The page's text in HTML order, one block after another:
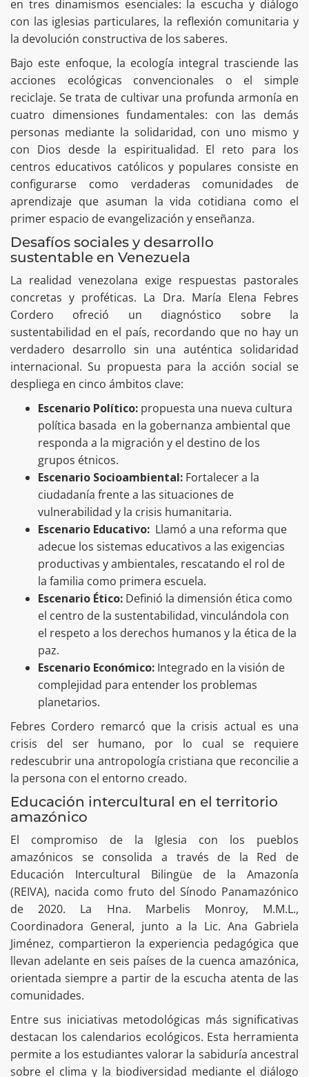
en tres dinamismos esenciales: la escucha y diálogo
con las iglesias particulares, la reflexión comunitaria y
la devolución constructiva de los saberes.
Bajo este enfoque, la ecología integral trasciende las
acciones ecológicas convencionales o el simple
reciclaje. Se trata de cultivar una profunda armonía en
cuatro dimensiones fundamentales: con las demás
personas mediante la solidaridad, con uno mismo y
con Dios desde la espiritualidad. El reto para los
centros educativos católicos y populares consiste en
configurarse como verdaderas comunidades de
aprendizaje que asuman la vida cotidiana como el
primer espacio de evangelización y enseñanza.
Desafíos sociales y desarrollo
sustentable en Venezuela
La realidad venezolana exige respuestas pastorales
concretas y proféticas. La Dra. María Elena Febres
Cordero ofreció un diagnóstico sobre la
sustentabilidad en el país, recordando que no hay un
verdadero desarrollo sin una auténtica solidaridad
internacional. Su propuesta para la acción social se
despliega en cinco ámbitos clave:
Escenario Político: propuesta una nueva cultura
política basada en la gobernanza ambiental que
responda a la migración y el destino de los
grupos étnicos.
Escenario Socioambiental: Fortalecer a la
ciudadanía frente a las situaciones de
vulnerabilidad y la crisis humanitaria.
Escenario Educativo: Llamó a una reforma que
adecue los sistemas educativos a las exigencias
productivas y ambientales, rescatando el rol de
la familia como primera escuela.
Escenario Ético: Definió la dimensión ética como
el centro de la sustentabilidad, vinculándola con
el respeto a los derechos humanos y la ética de la
paz.
Escenario Económico: Integrado en la visión de
complejidad para entender los problemas
planetarios.
Febres Cordero remarcó que la crisis actual es una
crisis del ser humano, por lo cual se requiere
redescubrir una antropología cristiana que reconcilie a
la persona con el entorno creado.
Educación intercultural en el territorio
amazónico
El compromiso de la Iglesia con los pueblos
amazónicos se consolida a través de la Red de
Educación Intercultural Bilingüe de la Amazonía
(REIVA), nacida como fruto del Sínodo Panamazónico
de 2020. La Hna. Marbelis Monroy, M.M.L.,
Coordinadora General, junto a la Lic. Ana Gabriela
Jiménez, compartieron la experiencia pedagógica que
llevan adelante en seis países de la cuenca amazónica,
orientada siempre a partir de la escucha atenta de las
comunidades.
Entre sus iniciativas metodológicas más significativas
destacan los calendarios ecológicos. Esta herramienta
permite a los estudiantes valorar la sabiduría ancestral
sobre el clima y la biodiversidad mediante el diálogo